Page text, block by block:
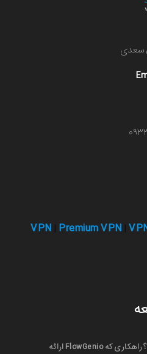
سعدی
VPN Premium VPN
چرا بیشتر تریدرها رشد نمی‌کنند؟ راهکاری که FlowGenio ارائه